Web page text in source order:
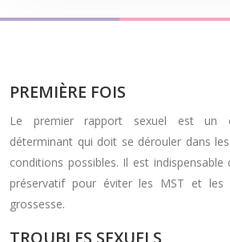
PREMIÈRE FOIS
Le premier rapport sexuel est un
déterminant qui doit se dérouler dans
conditions possibles. Il est indispensable
préservatif pour éviter les MST et les
grossesse.
TROUBLES SEXUELS